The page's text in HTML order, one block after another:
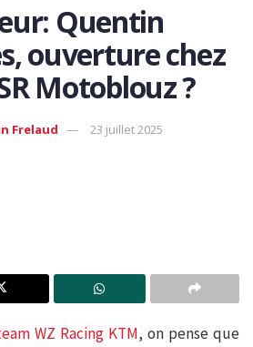
Quentin
ouverture chez
Motoblouz ?
Frelaud 23 juillet 2025
WZ Racing KTM, on pense que